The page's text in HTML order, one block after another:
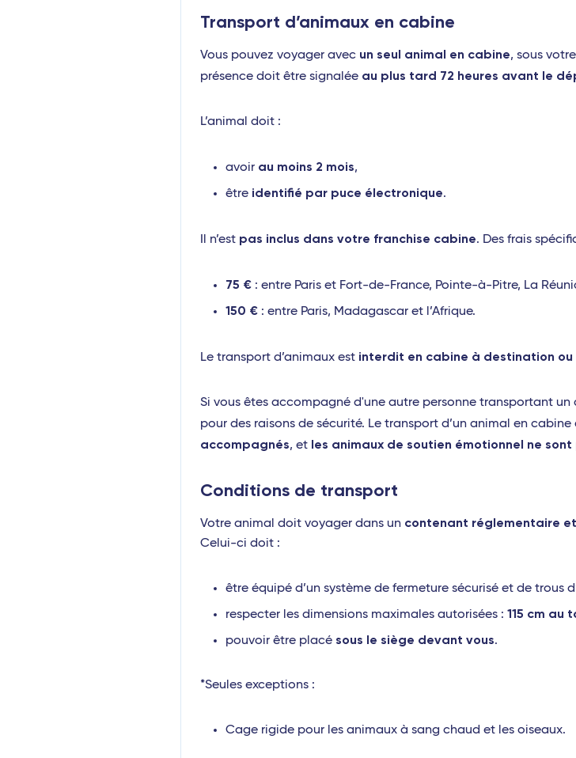
Fort-de-France (Martinique)
Marie-Galante (Guadeloupe)
Abidjan (Côte d'Ivoire)
Reggio de Calabre
Transport d’animaux en cabine
Vous pouvez voyager avec un seul animal en cabine, sous
présence doit être signalée au plus tard 72 heures avant le
L’animal doit :
avoir au moins 2 mois,
être identifié par puce électronique.
Il n’est pas inclus dans votre franchise cabine. Des frais
75 € : entre Paris et Fort-de-France, Pointe-à-Pitre, La
150 € : entre Paris, Madagascar et l’Afrique.
Le transport d’animaux est interdit en cabine à destination ou
Si vous êtes accompagné d'une autre personne transportant
pour des raisons de sécurité. Le transport d’un animal en
accompagnés, et les animaux de soutien émotionnel ne
Conditions de transport
Votre animal doit voyager dans un contenant réglementaire
Celui-ci doit :
être équipé d’un système de fermeture sécurisé et de trous
respecter les dimensions maximales autorisées :115 cm au
pouvoir être placé sous le siège devant vous.
*Seules exceptions :
Cage rigide pour les animaux à sang chaud et les oiseaux.